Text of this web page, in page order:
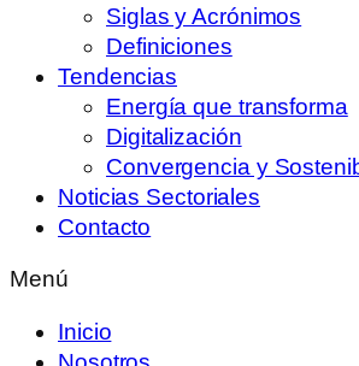
Siglas y Acrónimos
Definiciones
Tendencias
Energía que transforma
Digitalización
Convergencia y
Noticias Sectoriales
Contacto
Menú
Inicio